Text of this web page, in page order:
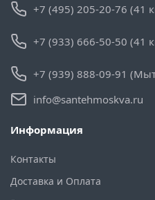
+7 (495) 205-20-76 (41
+7 (933) 666-50-50 (41
+7 (939) 888-09-91
info@santehmoskva.ru
Информация
Контакты
Доставка и Оплата